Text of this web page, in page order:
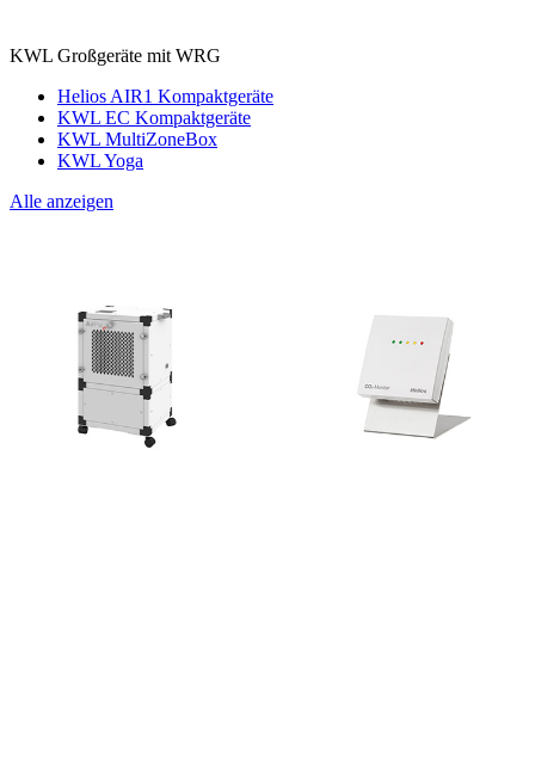
KWL Großgeräte mit WRG
Helios AIR1 Kompaktgeräte
KWL EC Kompaktgeräte
KWL MultiZoneBox
KWL Yoga
Alle anzeigen